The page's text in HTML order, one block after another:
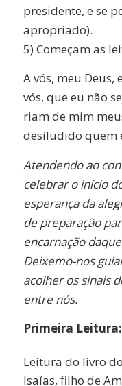
presidente, e se
apropriado).
5) Começam as
A vós, meu Deus,
vós, que eu não
riam de mim
desiludido quem
Atendendo ao
celebrar o início
esperança da
de preparação
encarnação
Deixemo-nos
acolher os sinais
entre nós.
Primeira
Leitura do livro
Isaías, filho de